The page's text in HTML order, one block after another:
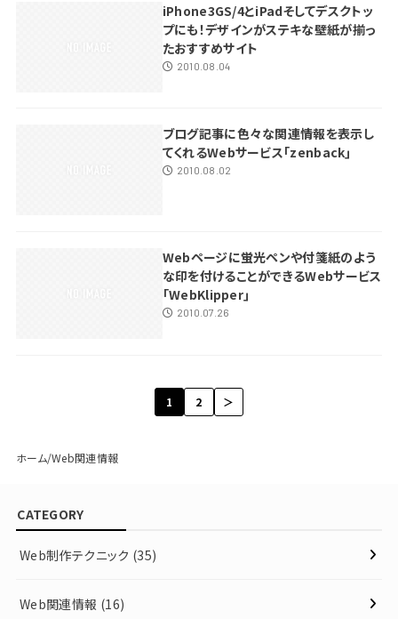
iPhone3GS/4とiPadそしてデスクトッ
プにも！デザインがステキな壁紙が揃っ
たおすすめサイト
2010.08.04
ブログ記事に色々な関連情報を表示し
てくれるWebサービス｢zenback｣
2010.08.02
Webページに蛍光ペンや付箋紙のよう
な印を付けることができるWebサービス
｢WebKlipper｣
2010.07.26
1 2 ＞
ホーム Web関連情報
CATEGORY
Web制作テクニック (35)
Web関連情報 (16)